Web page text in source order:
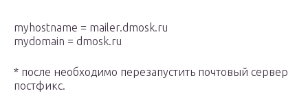
myhostname = mailer.dmosk.ru
mydomain = dmosk.ru
* после необходимо перезапустить почтовый сервер
постфикс.